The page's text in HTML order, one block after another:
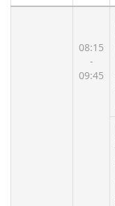
08:15
-
09:45